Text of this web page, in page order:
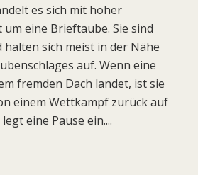
es sich mit hoher
eine Brieftaube. Sie sind
halten sich meist in der Nähe
auf. Wenn eine
fremden Dach landet, ist sie
einem Wettkampf zurück auf
eine Pause ein....